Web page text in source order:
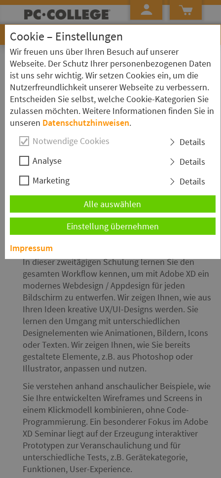
Startseite»Kursübersicht»Adobe XD »Kurs Detailseite
Adobe XD - Kompaktkurs
Kurzbeschreibung
Im Adobe XD Kompaktkurs vermitteln wir Ihnen die
Planung und Umsetzung von UX- und UI-Design.
Dabei durchlaufen wir den gesamten Workflow über
die Erstellung von Prototypen und Klickmodellen
bis zum intuitiven finalen Webdesign. Das Seminar
ist anschaulich gestaltet mit interessanten
In dieser zweitägigen Schulung lernen Sie den
gesamten Workflow kennen, um mit Adobe XD ein
modernes Webdesign / Appdesign für jeden
Bildschirm zu entwerfen. Wir zeigen Ihnen, wie aus
Ihren Ideen kreative UX/UI-Designs werden. Sie
lernen den Umgang mit unterschiedlichen
Designelementen wie Animationen, Bildern, Icons
oder Texten. Wir zeigen Ihnen, wie Sie bereits
gestaltete Elemente, z.B. aus Photoshop oder
Illustrator, anpassen und nutzen.
Sie verstehen anhand anschaulicher Beispiele, wie
Sie Ihre entwickelten Wireframes und Screens in
einem Klickmodell kombinieren, ohne Code-
Programmierung. Ein besonderer Fokus im Adobe
XD Seminar liegt auf der Erzeugung interaktiver
Prototypen zur Veranschaulichung und für
unterschiedliche Tests, z.B. Gerätekategorie,
Funktionen, User-Experience.
Cookie – Einstellungen
Wir freuen uns über Ihren Besuch auf unserer
Webseite. Der Schutz Ihrer personenbezogenen Daten
ist uns sehr wichtig. Wir setzen Cookies ein, um die
Nutzerfreundlichkeit unserer Webseite zu verbessern.
Entscheiden Sie selbst, welche Cookie-Kategorien Sie
zulassen möchten. Weitere Informationen finden Sie in
unseren Datenschutzhinweisen.
Notwendige Cookies
Details
Analyse
Details
Marketing
Details
Alle auswählen
Einstellung übernehmen
Impressum